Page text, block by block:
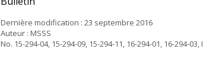
Dernière modification : 23 septembre 2016
Auteur : MSSS
No. 15-294-04, 15-294-09, 15-294-11, 16-294-01, 16-294-